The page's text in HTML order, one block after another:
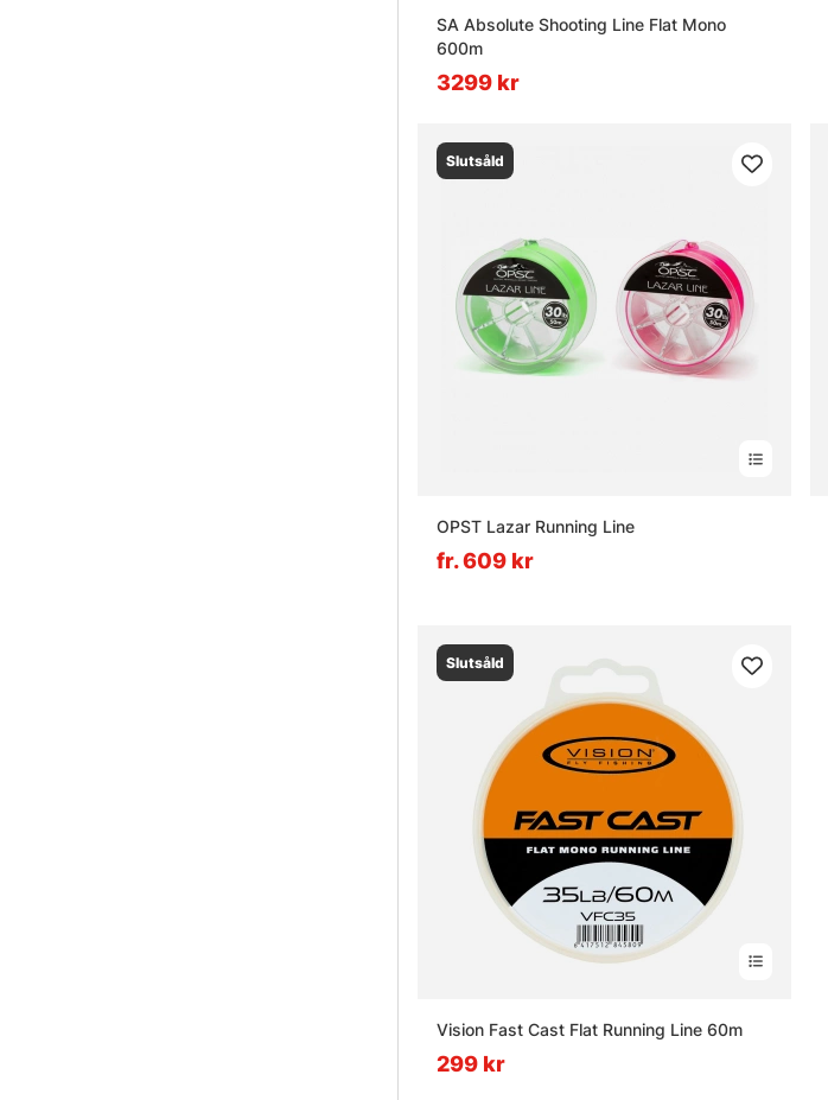
SA Absolute Shooting Line Flat Mono
600m
3299 kr
Slutsåld
OPST Lazar Running Line
fr. 609 kr
Slutsåld
Vision Fast Cast Flat Running Line 60m
299 kr